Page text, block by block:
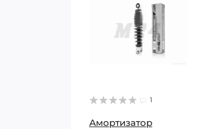
1
Амортизатор